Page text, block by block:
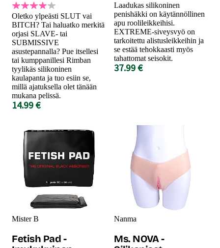
Oletko ylpeästi SLUT vai
BITCH? Tai haluatko merkitä
orjasi SLAVE- tai
SUBMISSIVE
asustepannalla? Pue itsellesi
tai kumppanillesi Rimban
tyylikäs silikoninen
kaulapanta ja tuo esiin se,
millä ajatuksella olet tänään
mukana pelissä.
14.99 €
Laadukas silikoninen
penishäkki on käytännöllinen
apu roolileikkeihisi.
EXTREME-siveysvyö on
tarkoitettu alistusleikkeihin ja
se estää tehokkaasti myös
tahattomat seisokit.
37.99 €
Mister B
Fetish Pad -
Nanma
Ms. NOVA -